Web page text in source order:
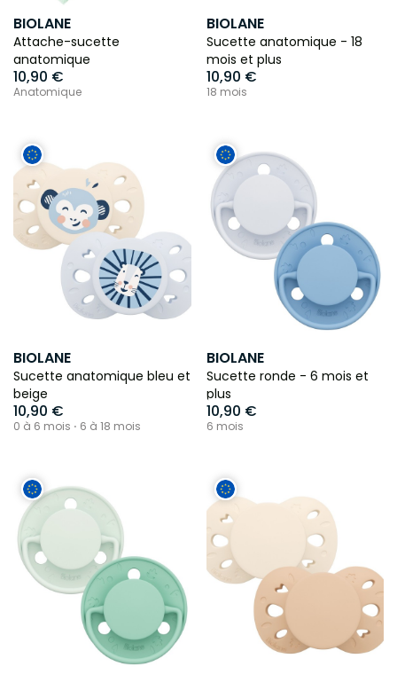
BIOLANE
Attache-sucette
anatomique
10,90 €
Anatomique
BIOLANE
Sucette anatomique - 18
mois et plus
10,90 €
18 mois
BIOLANE
Sucette anatomique bleu et
beige
10,90 €
0 à 6 mois ⋅ 6 à 18 mois
BIOLANE
Sucette ronde - 6 mois et
plus
10,90 €
6 mois